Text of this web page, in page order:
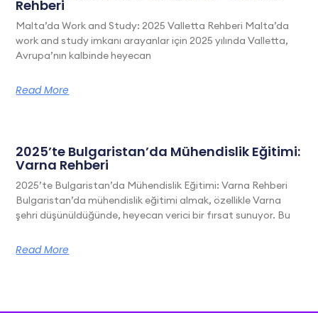
Rehberi
Malta’da Work and Study: 2025 Valletta Rehberi Malta’da
work and study imkanı arayanlar için 2025 yılında Valletta,
Avrupa’nın kalbinde heyecan
Read More
2025’te Bulgaristan’da Mühendislik Eğitimi:
Varna Rehberi
2025’te Bulgaristan’da Mühendislik Eğitimi: Varna Rehberi
Bulgaristan’da mühendislik eğitimi almak, özellikle Varna
şehri düşünüldüğünde, heyecan verici bir fırsat sunuyor. Bu
Read More